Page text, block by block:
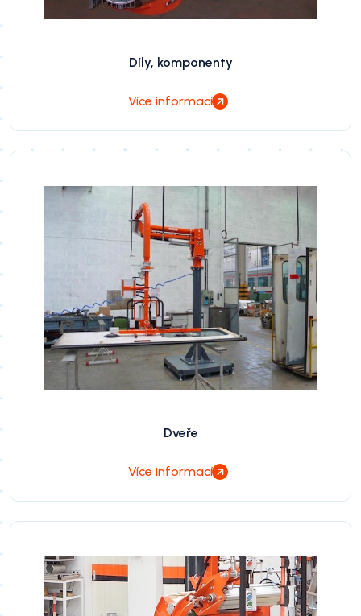
Díly, komponenty
Více informací
Dveře
Více informací